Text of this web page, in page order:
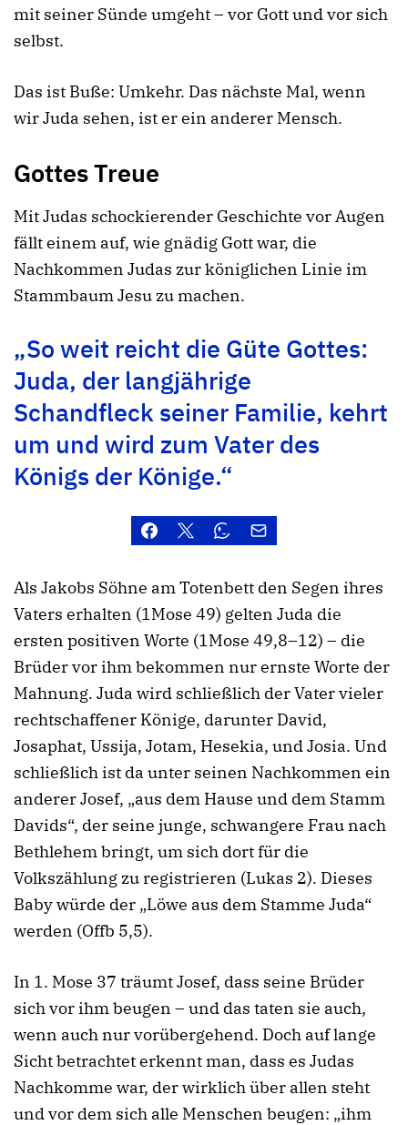
mit seiner Sünde umgeht – vor Gott und vor sich
selbst.
Das ist Buße: Umkehr. Das nächste Mal, wenn
wir Juda sehen, ist er ein anderer Mensch.
Gottes Treue
Mit Judas schockierender Geschichte vor Augen
fällt einem auf, wie gnädig Gott war, die
Nachkommen Judas zur königlichen Linie im
Stammbaum Jesu zu machen.
„So weit reicht die Güte Gottes:
Juda, der langjährige
Schandfleck seiner Familie, kehrt
um und wird zum Vater des
Königs der Könige.“
Als Jakobs Söhne am Totenbett den Segen ihres
Vaters erhalten (1Mose 49) gelten Juda die
ersten positiven Worte (1Mose 49,8–12) – die
Brüder vor ihm bekommen nur ernste Worte der
Mahnung. Juda wird schließlich der Vater vieler
rechtschaffener Könige, darunter David,
Josaphat, Ussija, Jotam, Hesekia, und Josia. Und
schließlich ist da unter seinen Nachkommen ein
anderer Josef, „aus dem Hause und dem Stamm
Davids“, der seine junge, schwangere Frau nach
Bethlehem bringt, um sich dort für die
Volkszählung zu registrieren (Lukas 2). Dieses
Baby würde der „Löwe aus dem Stamme Juda“
werden (Offb 5,5).
In 1. Mose 37 träumt Josef, dass seine Brüder
sich vor ihm beugen – und das taten sie auch,
wenn auch nur vorübergehend. Doch auf lange
Sicht betrachtet erkennt man, dass es Judas
Nachkomme war, der wirklich über allen steht
und vor dem sich alle Menschen beugen: „ihm